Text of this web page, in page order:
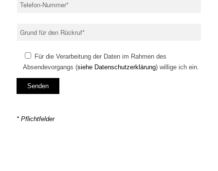
Für die Verarbeitung der Daten im Rahmen des
Absendevorgangs (siehe Datenschutzerklärung) willige ich ein.
* Pflichtfelder